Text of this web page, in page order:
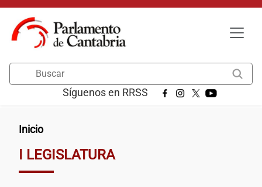
Pasar al contenido principal
Síguenos en RRSS
Ruta de navegación
Inicio
I LEGISLATURA